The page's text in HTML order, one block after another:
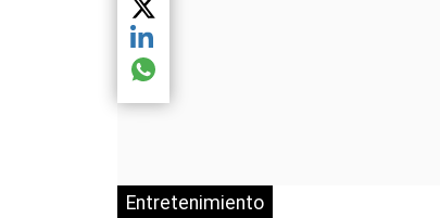
Entretenimiento
Compartir el artículo actual mediante
Compartir el artículo actual mediante
Compartir el artículo actual mediante